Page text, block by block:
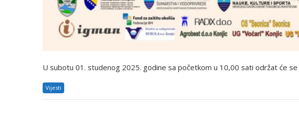
U subotu 01. studenog 2025. godine sa početkom u 10,00 sati održat će se
Vijesti